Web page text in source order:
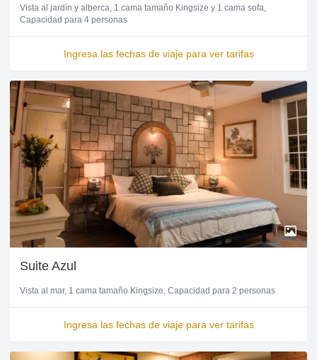
Vista al jardín y alberca 1 cama tamaño Kingsize y 1 cama sofa
Capacidad para 4 personas
Ingresa las fechas de viaje para ver tarifas
Suite Azul
Vista al mar 1 cama tamaño Kingsize Capacidad para 2 personas
Ingresa las fechas de viaje para ver tarifas